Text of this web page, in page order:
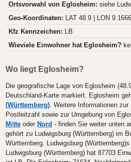
Ortsvorwahl von Eglosheim: siehe
Geo-Koordinaten: LAT 48.9 | LON
Kfz Kennzeichen: LB
Wieviele Einwohner hat Eglosheim?
Wo liegt Eglosheim?
Die geografische Lage von Eglosheim
Deutschland-Karte markiert. Eglosheim
(Württemberg). Weitere Informationen
Postleitzahl sowie zur Umgebung von
Mitte oder Nord - finden Sie weiter unten
gehört zu Ludwigsburg (Württemberg) im
Württemberg. Ludwigsburg
Ludwigsburg (Württemberg) hat 87703